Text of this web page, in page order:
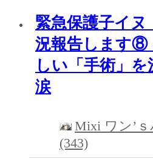
緊急保護子イ
況報告します⑧
しい「手術」を
涙
Mixi ワン’
(343)